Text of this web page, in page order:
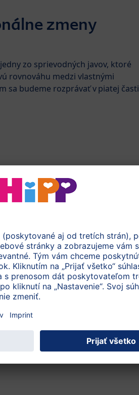
zmeny
zo sprievodných javov, ktoré
rovnováhu medzi vlastnými
sa budeme rozprávať v piatej časti